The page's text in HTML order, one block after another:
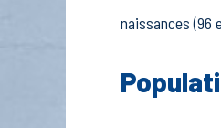
naissances (96